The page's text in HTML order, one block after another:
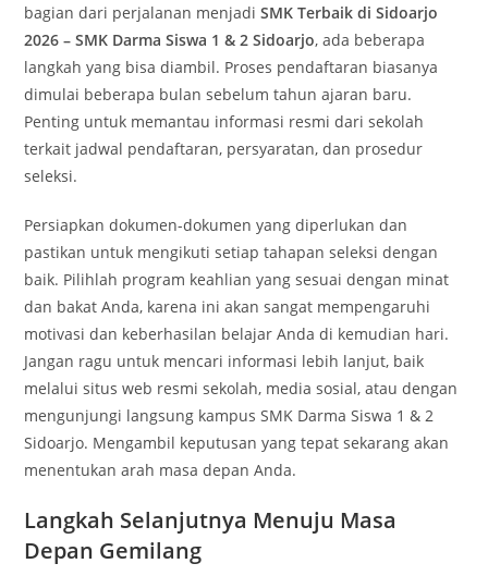
bagian dari perjalanan menjadiSMK Terbaik di Sidoarjo
2026 – SMK Darma Siswa 1 & 2 Sidoarjo, ada beberapa
langkah yang bisa diambil. Proses pendaftaran biasanya
dimulai beberapa bulan sebelum tahun ajaran baru.
Penting untuk memantau informasi resmi dari sekolah
terkait jadwal pendaftaran, persyaratan, dan prosedur
seleksi.
Persiapkan dokumen-dokumen yang diperlukan dan
pastikan untuk mengikuti setiap tahapan seleksi dengan
baik. Pilihlah program keahlian yang sesuai dengan minat
dan bakat Anda, karena ini akan sangat mempengaruhi
motivasi dan keberhasilan belajar Anda di kemudian hari.
Jangan ragu untuk mencari informasi lebih lanjut, baik
melalui situs web resmi sekolah, media sosial, atau dengan
mengunjungi langsung kampus SMK Darma Siswa 1 & 2
Sidoarjo. Mengambil keputusan yang tepat sekarang akan
menentukan arah masa depan Anda.
Langkah Selanjutnya Menuju Masa
Depan Gemilang